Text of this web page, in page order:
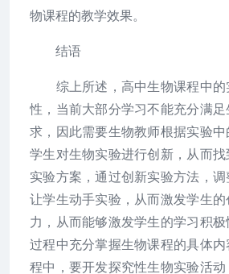
物课程的教学效果。
结语
综上所述，高中生物课程中的
性，当前大部分学习不能充分满
求，因此需要生物教师根据实验
学生对生物实验进行创新，从而
实验方案，通过创新实验方法，
让学生动手实验，从而激发学生
力，从而能够激发学生的学习积
过程中充分掌握生物课程的具体
程中，要开发探究性生物实验活动